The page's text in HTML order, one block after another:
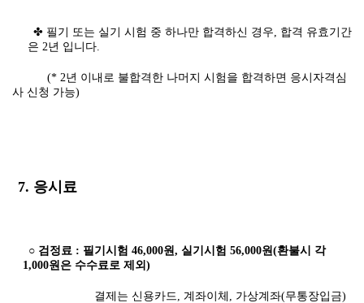
✤ 필기 또는 실기 시험 중 하나만 합격하신 경우, 합격 유효기간
은 2년 입니다.
(* 2년 이내로 불합격한 나머지 시험을 합격하면 응시자격심
사 신청 가능)
7. 응시료
○ 검정료 : 필기시험 46,000원, 실기시험 56,000원(환불시 각
1,000원은 수수료로 제외)
결제는 신용카드, 계좌이체, 가상계좌(무통장입금)